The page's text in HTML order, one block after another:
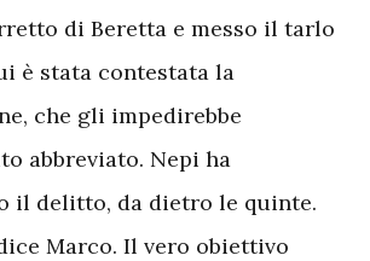
di Beretta e messo il tarlo
è stata contestata la
che gli impedirebbe
abbreviato. Nepi ha
il delitto, da dietro le quinte.
Marco. Il vero obiettivo